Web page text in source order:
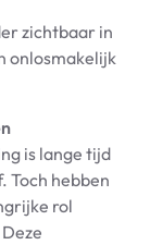
zichtbaar in
onlosmakelijk
is lange tijd
Toch hebben
rol